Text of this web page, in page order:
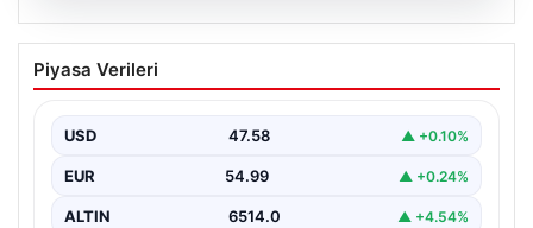
05.08.2026
Altın fiyatları canlı 7 Nisan 2026: Altın
fiyatları bugün ne kadar oldu?
Piyasa Verileri
USD 47.58 ▲ +0.10%
EUR 54.99 ▲ +0.24%
ALTIN 6514.0 ▲ +4.54%